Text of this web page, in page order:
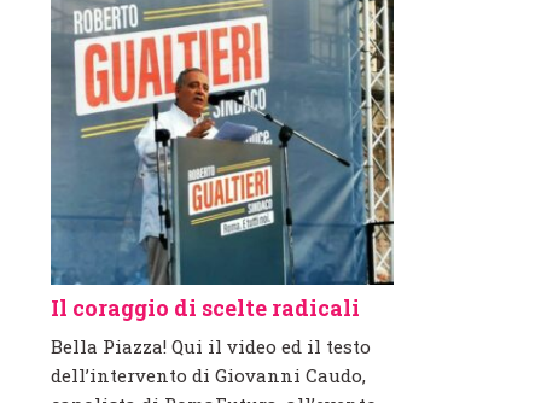
Il coraggio di scelte radicali
Bella Piazza! Qui il video ed il testo
dell’intervento di Giovanni Caudo,